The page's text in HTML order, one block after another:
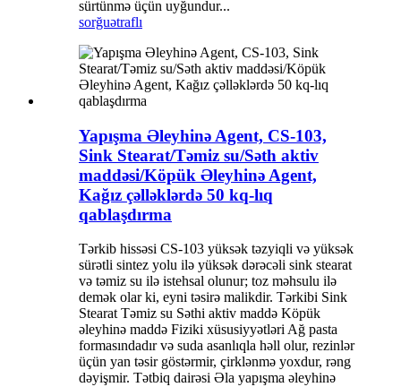
sürtünmə üçün uyğundur...
sorğuətraflı
Yapışma Əleyhinə Agent, CS-103,
Sink Stearat/Təmiz su/Səth aktiv
maddəsi/Köpük Əleyhinə Agent,
Kağız çəlləklərdə 50 kq-lıq
qablaşdırma
Tərkib hissəsi CS-103 yüksək təzyiqli və yüksək
sürətli sintez yolu ilə yüksək dərəcəli sink stearat
və təmiz su ilə istehsal olunur; toz məhsulu ilə
demək olar ki, eyni təsirə malikdir. Tərkibi Sink
Stearat Təmiz su Səthi aktiv maddə Köpük
əleyhinə maddə Fiziki xüsusiyyətləri Ağ pasta
formasındadır və suda asanlıqla həll olur, rezinlər
üçün yan təsir göstərmir, çirklənmə yoxdur, rəng
dəyişmir. Tətbiq dairəsi Əla yapışma əleyhinə